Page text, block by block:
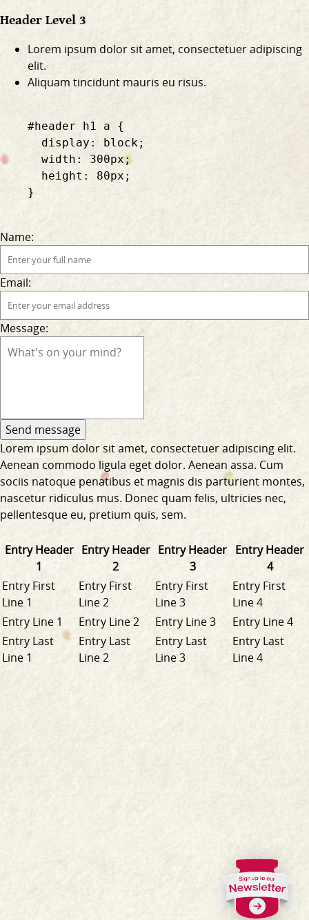
Header Level 3
Lorem ipsum dolor sit amet, consectetuer adipiscing
elit.
Aliquam tincidunt mauris eu risus.
    #header h1 a {
      display: block;
      width: 300px;
      height: 80px;
    }
Name:
Email:
Message:
Lorem ipsum dolor sit amet, consectetuer adipiscing elit.
Aenean commodo ligula eget dolor. Aenean assa. Cum
sociis natoque penatibus et magnis dis parturient montes,
nascetur ridiculus mus. Donec quam felis, ultricies nec,
pellentesque eu, pretium quis, sem.
Entry Header
1
Entry Header
2
Entry Header
3
Entry Header
4
Entry First
Line 1
Entry First
Line 2
Entry First
Line 3
Entry First
Line 4
Entry Line 1
Entry Line 2 Entry Line 3
Entry Line 4
Entry Last
Line 1
Entry Last
Line 2
Entry Last
Line 3
Entry Last
Line 4